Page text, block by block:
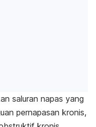
saluran napas yang
pernapasan kronis,